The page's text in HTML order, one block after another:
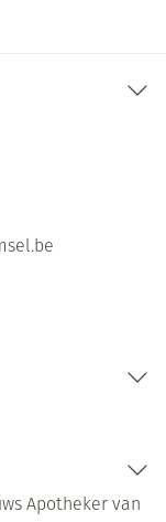
Apotheker van